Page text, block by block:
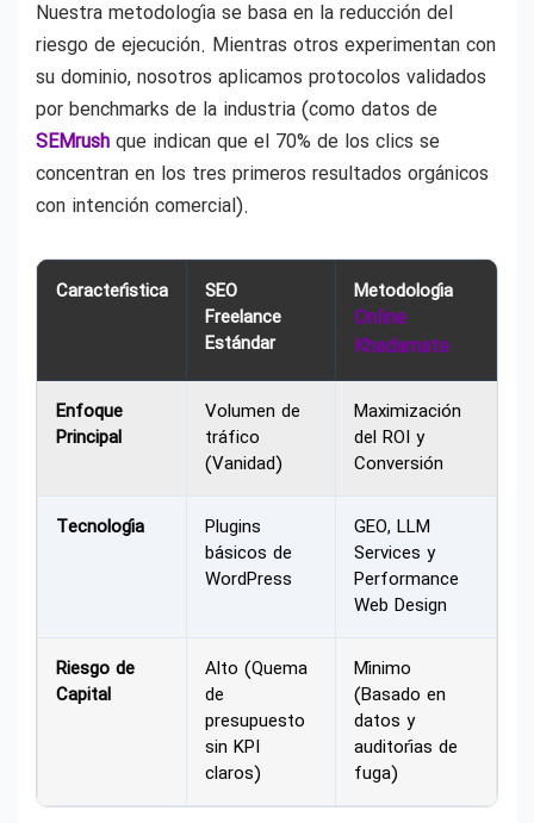
Nuestra metodología se basa en la reducción del
riesgo de ejecución. Mientras otros experimentan con
su dominio, nosotros aplicamos protocolos validados
por benchmarks de la industria (como datos de
SEMrush que indican que el 70% de los clics se
concentran en los tres primeros resultados orgánicos
con intención comercial).
Característica
SEO
Freelance
Estándar
Metodología
Online
Khadamate
Enfoque
Principal
Volumen de
tráfico
(Vanidad)
Maximización
del ROI y
Conversión
Tecnología
Plugins
básicos de
WordPress
GEO, LLM
Services y
Performance
Web Design
Riesgo de
Capital
Alto (Quema
de
presupuesto
sin KPI
claros)
Mínimo
(Basado en
datos y
auditorías de
fuga)